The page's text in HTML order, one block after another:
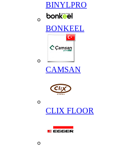
BINYLPRO
BONKEEL
CAMSAN
CLIX FLOOR